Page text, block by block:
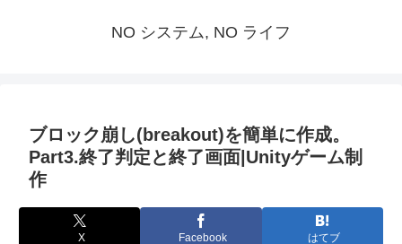
NO システム, NO ライフ
ブロック崩し(breakout)を簡単に作成。
Part3.終了判定と終了画面|Unityゲーム制
作
X Facebook はてブ